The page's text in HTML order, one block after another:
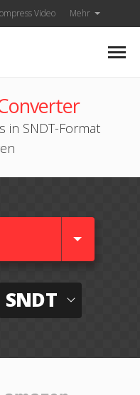
Video Mehr
in SNDT-Format
SNDT